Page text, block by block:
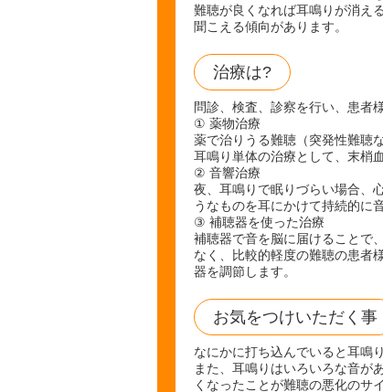
難聴が良くなれば耳鳴りが消え
聞こえる傾向があります。
治療は?
問診、検査、診察を行い、患者
① 薬物治療
薬で治りうる難聴（突発性難聴
耳鳴り単体の治療として、末梢
② 音響治療
夜、耳鳴りで眠りづらい場合、
うなものを耳にかけて持続的に
③ 補聴器を使った治療
補聴器で音を脳に届けることで
なく、比較的軽度の難聴の患者
器を調節します。
お気をつけいただく事
なにかに打ち込んでいると耳鳴
また、耳鳴りはいろいろな音が
くなったことが難聴の悪化のサ